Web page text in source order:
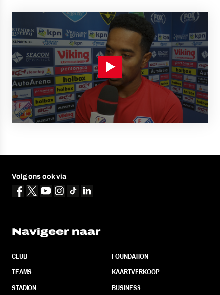
Volg ons ook via
Navigeer naar
CLUB
TEAMS
STADION
FOUNDATION
KAARTVERKOOP
BUSINESS